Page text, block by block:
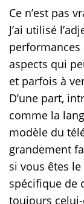
Ce n’est pas
J’ai utilisé
performances
aspects qui
et parfois à
D’une part,
comme la
modèle du
grandement
si vous êtes
spécifique de
toujours celui-